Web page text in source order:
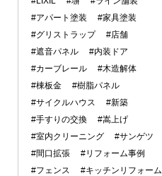
#アパート塗装
#家具塗装
#グリストラップ
#店舗
#遮音パネル
#内装ドア
#カーブレール
#木造解体
#棟板金
#樹脂パネル
#サイクルハウス
#新築
#手すりの交換
#嵩上げ
#室内クリーニング
#サンゲツ
#間口拡張
#リフォーム事例
#フェンス
#キッチンリフォーム